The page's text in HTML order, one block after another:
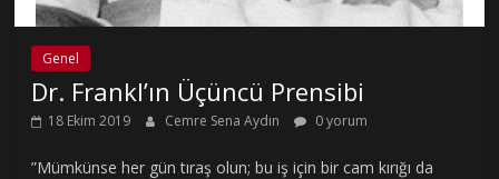
Genel
Dr. Frankl’ın Üçüncü Prensibi
18 Ekim 2019 Cemre Sena Aydın 0 yorum
”Mümkünse her gün tıraş olun; bu iş için bir cam kırığı da